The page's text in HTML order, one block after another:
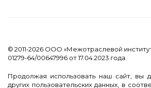
© 2011-2026 ООО «Межотраслевой
01279-64/00647996 от 17.04.2023 года.
Продолжая использовать наш сайт, вы
других пользовательских данных, в